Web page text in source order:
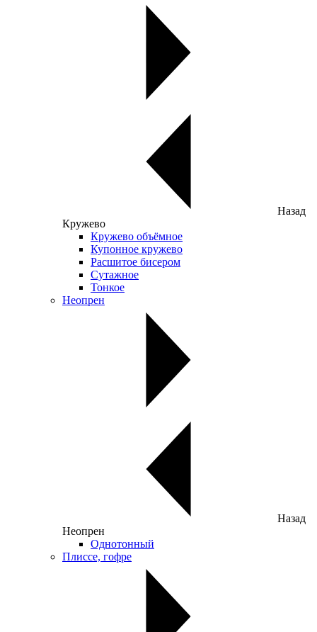
Назад
Кружево
Кружево объёмное
Купонное кружево
Расшитое бисером
Сутажное
Тонкое
Неопрен
Назад
Неопрен
Однотонный
Плиссе, гофре